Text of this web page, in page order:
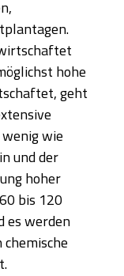
hohe
geht
wie
und der
hoher
bis 120
es werden